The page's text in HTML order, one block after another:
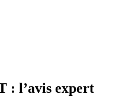
: l’avis expert